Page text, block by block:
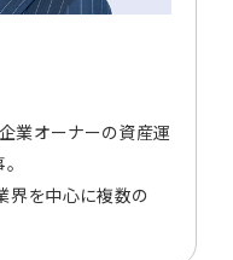
業オーナーの資産運
界を中心に複数の